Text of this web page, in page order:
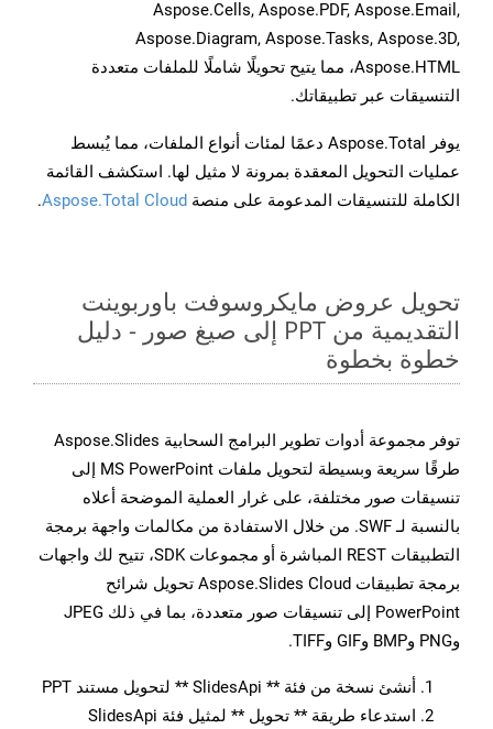
Aspose.Cells, Aspose.PDF, Aspose.Email,
Aspose.Diagram, Aspose.Tasks, Aspose.3D,
Aspose.HTML، مما يتيح تحويلًا شاملًا للملفات متعددة
التنسيقات عبر تطبيقاتك.
يوفر Aspose.Total دعمًا لمئات أنواع الملفات، مما يُبسط
عمليات التحويل المعقدة بمرونة لا مثيل لها. استكشف القائمة
الكاملة للتنسيقات المدعومة على منصة Aspose.Total Cloud
.
تحويل عروض مايكروسوفت باوربوينت
التقديمية من PPT إلى صيغ صور - دليل
خطوة بخطوة
توفر مجموعة أدوات تطوير البرامج السحابية Aspose.Slides
طرقًا سريعة وبسيطة لتحويل ملفات MS PowerPoint إلى
تنسيقات صور مختلفة، على غرار العملية الموضحة أعلاه
بالنسبة لـ SWF. من خلال الاستفادة من مكالمات واجهة برمجة
التطبيقات REST المباشرة أو مجموعات SDK، تتيح لك واجهات
برمجة تطبيقات Aspose.Slides Cloud تحويل شرائح
PowerPoint إلى تنسيقات صور متعددة، بما في ذلك JPEG
وPNG وBMP وGIF وTIFF.
أنشئ نسخة من فئة ** SlidesApi ** لتحويل مستند PPT
استدعاء طريقة ** تحويل ** لمثيل فئة SlidesApi